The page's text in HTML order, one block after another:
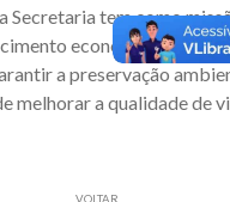
Secretaria tem como
econômico,
a preservação
melhorar a qualidade de
VOLTAR